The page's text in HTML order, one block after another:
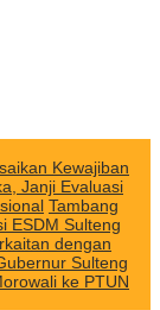
Kewajiban
Janji Evaluasi
Tambang
ESDM Sulteng
dengan
Sulteng
ke PTUN